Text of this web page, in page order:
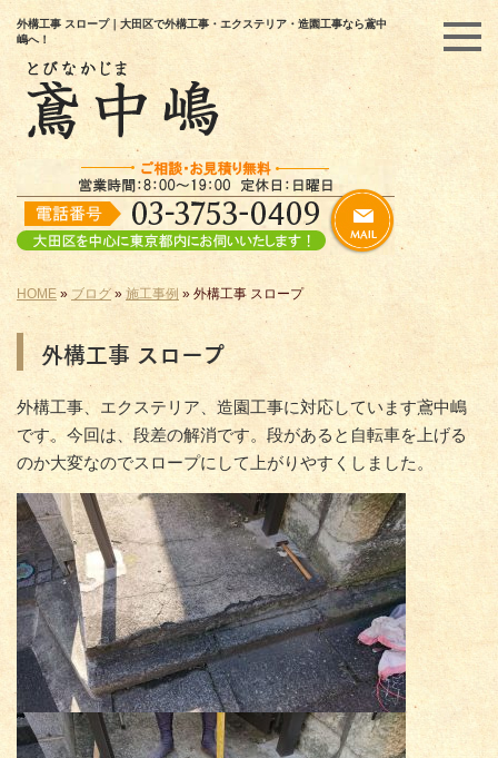
外構工事 スロープ｜大田区で外構工事・エクステリア・造園工事なら鳶中
嶋へ！
HOME » ブログ» 施工事例 » 外構工事 スロープ
外構工事 スロープ
外構工事、エクステリア、造園工事に対応しています鳶中嶋
です。今回は、段差の解消です。段があると自転車を上げる
のか大変なのでスロープにして上がりやすくしました。